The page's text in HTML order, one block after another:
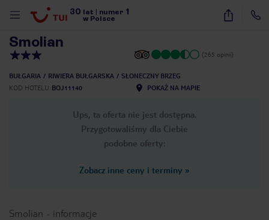
30 lat numer 1
w Polsce
9
Smolian
(265 opinii)
BUŁGARIA RIWIERA BUŁGARSKA
SŁONECZNY BRZEG
KOD HOTELU BOJ11140 POKAŻ NA MAPIE
Ups, ta oferta nie jest dostępna.
Przygotowaliśmy dla Ciebie
podobne oferty:
Zobacz inne ceny i terminy »
Smolian - informacje